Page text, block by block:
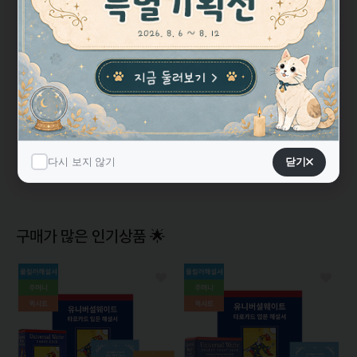
★★★★★5
기본적인 카드 재질도 좋지만 이미지가 흥미로운 게 제일 좋은 점.
웨이트 타로와는 꽤 다른 해석이 가능하며 외적인 상황보다는 내
적인 상황을 비롯해 수..
싯다르타 타로카드 Siddhartha..
구매가 많은 인기상품 🌟
다시 보지 않기 닫기
다시 보지 않기 닫기